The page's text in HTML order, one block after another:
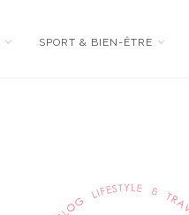
SPORT & BIEN-ÊTRE